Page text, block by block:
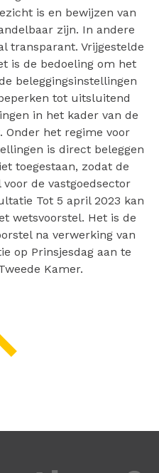
is en bewijzen van
zijn. In andere
transparant. Vrijgestelde
is de bedoeling om het
beleggingsinstellingen
tot uitsluitend
in het kader van de
Onder het regime voor
is direct beleggen
toegestaan, zodat de
de vastgoedsector
Tot 5 april 2023 kan
wetsvoorstel. Het is de
na verwerking van
op Prinsjesdag aan te
Kamer.